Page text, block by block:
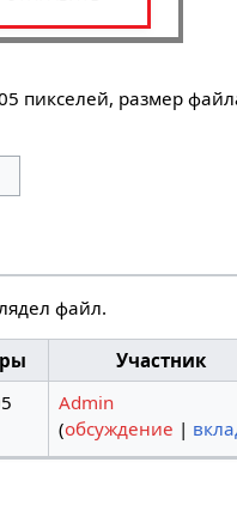
пикселей, размер
файл.
Участник
Admin
(обсуждение |